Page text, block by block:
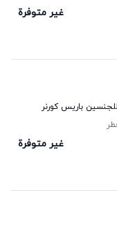
غير متوفرة
باريس كورنر
غير متوفرة